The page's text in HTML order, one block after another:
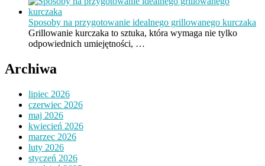
Sposoby na przygotowanie idealnego grillowanego kurczaka
Grillowanie kurczaka to sztuka, która wymaga nie tylko
odpowiednich umiejętności, …
Archiwa
lipiec 2026
czerwiec 2026
maj 2026
kwiecień 2026
marzec 2026
luty 2026
styczeń 2026